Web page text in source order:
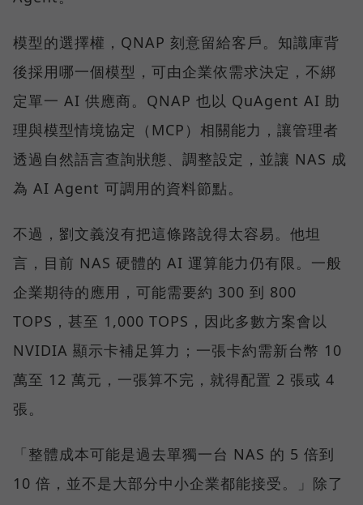
模型的選擇權，QNAP 刻意留給客戶。知識庫背
後採用哪一個模型，可由企業依需求決定，不綁
定單一 AI 供應商。QNAP 也以 QuAgent AI 助
理與模型情境協定（MCP）相關能力，讓管理者
透過自然語言查詢狀態、調整設定，並讓 NAS 成
為 AI Agent 可調用的資料節點。
不過，劉文義沒有把這條路說得太容易。他坦
言，目前 NAS 硬體的 AI 運算能力仍有限。一般
企業期待的應用，可能需要約 300 到 800
TOPS，甚至 1,000 TOPS，因此多數方案會以
NVIDIA 顯示卡補足算力；一張卡約需新台幣 10
萬至 12 萬元，一張算不完，就得配置 2 張或 4
張。
「整體成本可能是過去單獨一台 NAS 的 5 倍到
10 倍，並不是大部分中小企業都能接受。」除了